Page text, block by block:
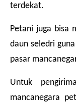
terdekat.
Petani juga bisa
daun seledri
pasar
Untuk
mancanegara